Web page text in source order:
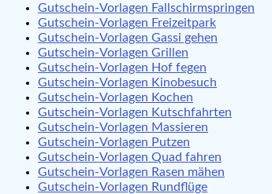
Gutschein-Vorlagen Fallschirmspringen
Gutschein-Vorlagen Freizeitpark
Gutschein-Vorlagen Gassi gehen
Gutschein-Vorlagen Grillen
Gutschein-Vorlagen Hof fegen
Gutschein-Vorlagen Kinobesuch
Gutschein-Vorlagen Kochen
Gutschein-Vorlagen Kutschfahrten
Gutschein-Vorlagen Massieren
Gutschein-Vorlagen Putzen
Gutschein-Vorlagen Quad fahren
Gutschein-Vorlagen Rasen mähen
Gutschein-Vorlagen Rundflüge